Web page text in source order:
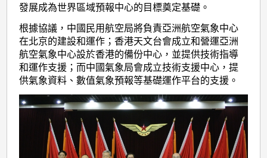
發展成為世界區域預報中心的目標奠定基礎。
根據協議，中國民用航空局將負責亞洲航空氣象中心
在北京的建設和運作；香港天文台會成立和營運亞洲
航空氣象中心設於香港的備份中心，並提供技術指導
和運作支援；而中國氣象局會成立技術支援中心，提
供氣象資料、數值氣象預報等基礎運作平台的支援。